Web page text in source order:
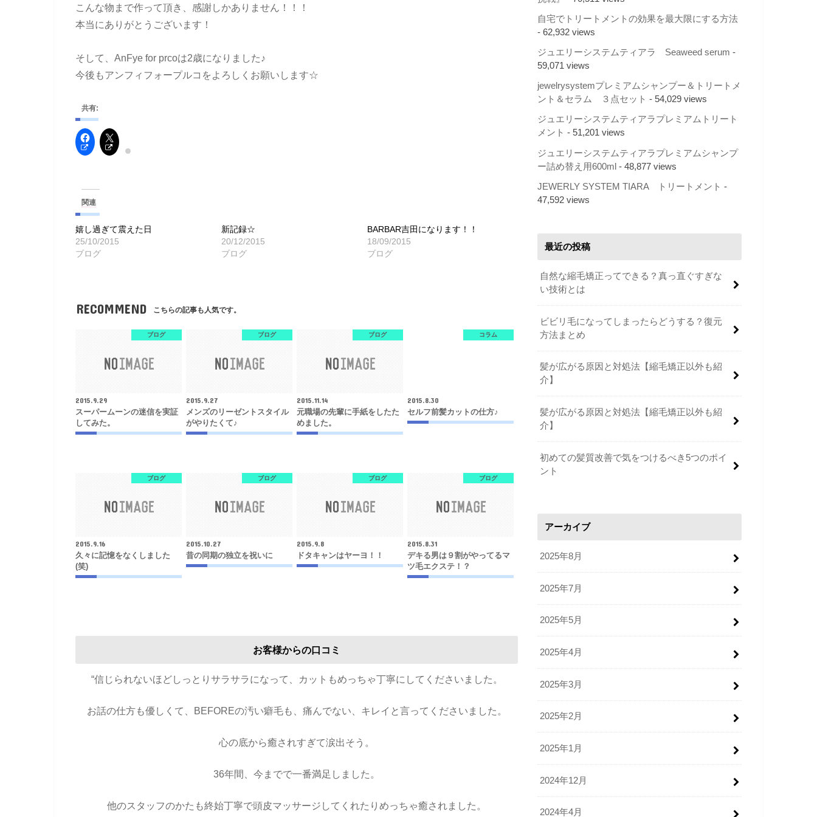
こんな物まで作って頂き、感謝しかありません！！！
本当にありがとうございます！
そして、AnFye for prcoは2歳になりました♪
今後もアンフィフォープルコをよろしくお願いします☆
共有:
関連
嬉し過ぎて震えた日
25/10/2015
ブログ
新記録☆
20/12/2015
ブログ
BARBAR吉田になります！！
18/09/2015
ブログ
RECOMMEND こちらの記事も人気です。
ブログ
2015.9.29
スーパームーンの迷信を実証
してみた。
ブログ
2015.9.27
メンズのリーゼントスタイル
がやりたくて♪
ブログ
2015.11.14
元職場の先輩に手紙をしたた
めました。
コラム
2015.8.30
セルフ前髪カットの仕方♪
ブログ
2015.9.16
久々に記憶をなくしました
(笑)
ブログ
2015.10.27
昔の同期の独立を祝いに
ブログ
2015.9.8
ドタキャンはヤーヨ！！
ブログ
2015.8.31
デキる男は９割がやってるマ
ツ毛エクステ！？
お客様からの口コミ
“信じられないほどしっとりサラサラになって、カットもめっちゃ丁寧にしてくださいました。
お話の仕方も優しくて、BEFOREの汚い癖毛も、痛んでない、キレイと言ってくださいました。
心の底から癒されすぎて涙出そう。
36年間、今までで一番満足しました。
他のスタッフのかたも終始丁寧で頭皮マッサージしてくれたりめっちゃ癒されました。
自宅でトリートメントの効果を最大限にする方法
- 62,932 views
ジュエリーシステムティアラ Seaweed serum -
59,071 views
jewelrysystemプレミアムシャンプー＆トリートメ
ント＆セラム ３点セット - 54,029 views
ジュエリーシステムティアラプレミアムトリート
メント - 51,201 views
ジュエリーシステムティアラプレミアムシャンプ
ー詰め替え用600ml - 48,877 views
JEWERLY SYSTEM TIARA トリートメント -
47,592 views
最近の投稿
自然な縮毛矯正ってできる？真っ直ぐすぎな
い技術とは
ビビリ毛になってしまったらどうする？復元
方法まとめ
髪が広がる原因と対処法【縮毛矯正以外も紹
介】
髪が広がる原因と対処法【縮毛矯正以外も紹
介】
初めての髪質改善で気をつけるべき5つのポイ
ント
アーカイブ
2025年8月
2025年7月
2025年5月
2025年4月
2025年3月
2025年2月
2025年1月
2024年12月
2024年4月